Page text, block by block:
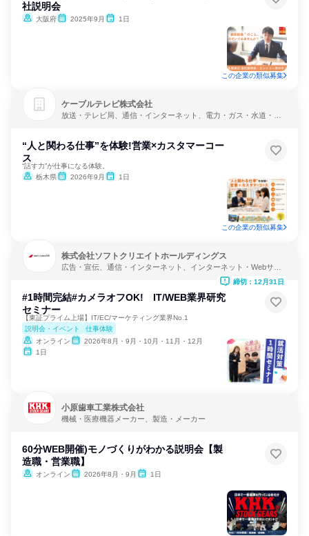
社説明会
大阪府 2025年9月 1日
この企業の類似募集
ケーブルテレビ株式会社
放送・テレビ局、通信・インターネット、電力・ガス・水道・エ
“人と関わる仕事”を体験!営業×カスタマーコー
ス
“話す力”が仕事になる体験。
栃木県
2026年9月 1日
この企業の類似募集
株式会社ソフトクリエイトホールディングス
広告・宣伝、通信・インターネット、インターネット・Webサー
#1時間完結#カメラオフOK! IT/WEB業界研究
セミナー
【東証プライム上場】IT/EC/マーケティング業界No.1
説明会・イベント
仕事体験
オンライン
2026年8月・9月・10月・11月・12月
1日
締切：12月31日
小原歯車工業株式会社
機械・医療機器メーカー、製造・メーカー
60分WEB開催)モノづくりがわかる説明会【製
造職・営業職】
オンライン 2026年8月・9月 1日